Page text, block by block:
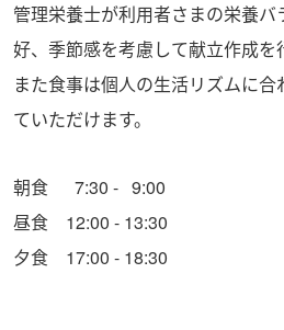
管理栄養士が利用者さまの栄養
好、季節感を考慮して献立作成を
また食事は個人の生活リズムに
ていただけます。
朝食 7:30 - 9:00
昼食 12:00 - 13:30
夕食 17:00 - 18:30